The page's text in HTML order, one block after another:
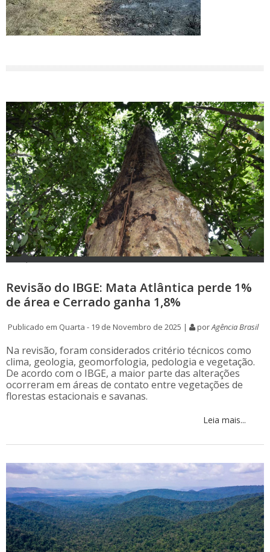
Revisão do IBGE: Mata Atlântica perde 1%
de área e Cerrado ganha 1,8%
Publicado em Quarta - 19 de Novembro de 2025 | porAgência Brasil
Na revisão, foram considerados critério técnicos como
clima, geologia, geomorfologia, pedologia e vegetação.
De acordo com o IBGE, a maior parte das alterações
ocorreram em áreas de contato entre vegetações de
florestas estacionais e savanas.
Leia mais...